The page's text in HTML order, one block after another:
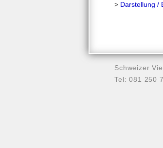
> Darstellung /
Schweizer
Tel: 081